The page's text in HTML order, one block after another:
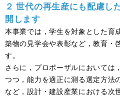
２ 世代の再生産にも配慮し
開します
本事業では，学生を対象とした育
築物の見学会や表彰など，教育・
す。
さらに，プロポーザルにおいては
つつ，能力を適正に測る選定方法
など，設計・建設産業における次